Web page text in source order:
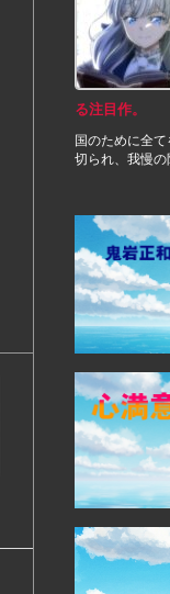
る注目作。
国のために全
切られ、我慢